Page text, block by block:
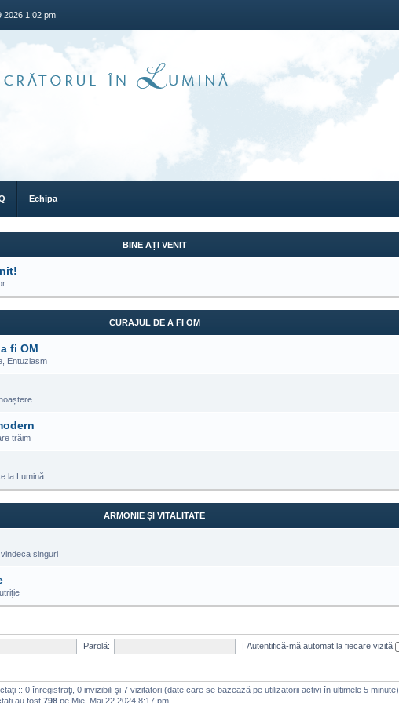
2026 1:02 pm
Echipa
BINE AȚI VENIT
CURAJUL DE A FI OM
fi OM
Entuziasm
trăim
la Lumină
ARMONIE ȘI VITALITATE
singuri
Parolă: | Autentifică-mă automat la fiecare vizită
:: 0 înregistraţi, 0 invizibili şi 7 vizitatori (date care se bazează pe utilizatorii activi în ultimele 5 minute)
au fost 798 pe Mie, Mai 22 2024 8:17 pm